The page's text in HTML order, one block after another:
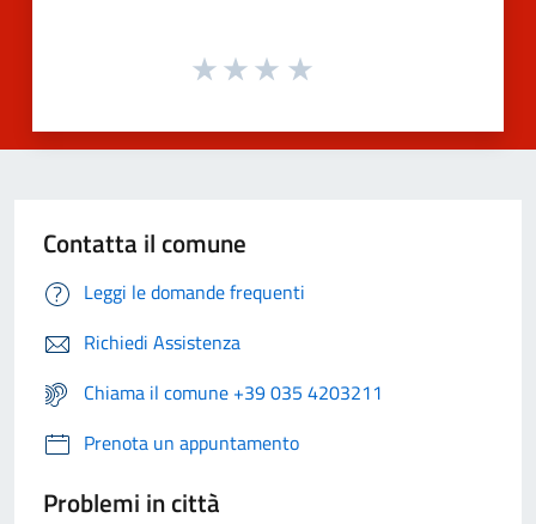
Contatta il comune
Leggi le domande frequenti
Richiedi Assistenza
Chiama il comune +39 035 4203211
Prenota un appuntamento
Problemi in città